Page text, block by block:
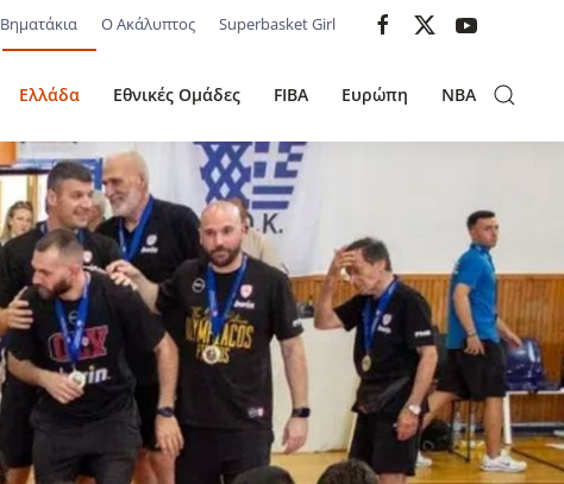
Βηματάκια Ο Ακάλυπτος Superbasket Girl
Ελλάδα Εθνικές Ομάδες FIBA Ευρώπη NBA